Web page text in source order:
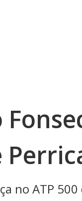
no ATP 500